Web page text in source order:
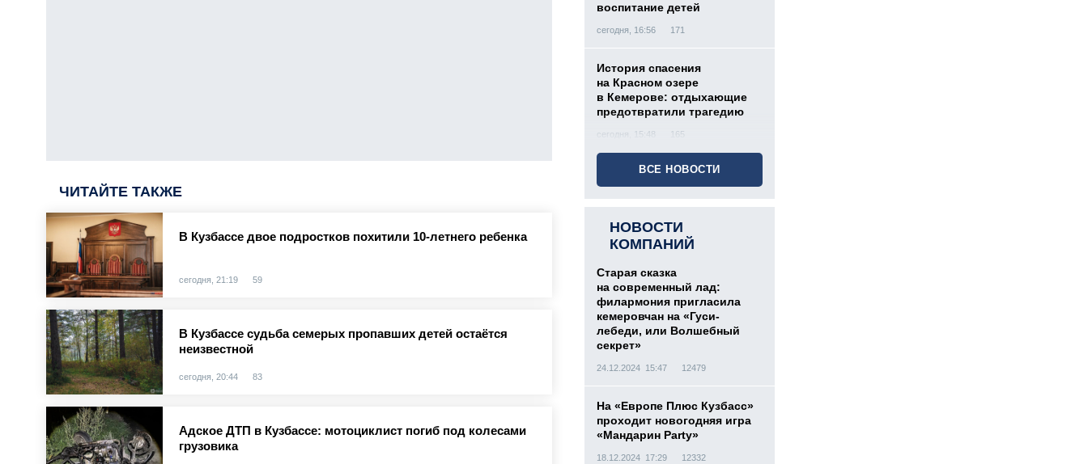
ЧИТАЙТЕ ТАКЖЕ
В Кузбассе двое подростков похитили 10-летнего ребенка
сегодня, 21:19 59
В Кузбассе судьба семерых пропавших детей остаётся
неизвестной
сегодня, 20:44 83
Адское ДТП в Кузбассе: мотоциклист погиб под колесами
грузовика
воспитание детей
сегодня, 16:56 171
История спасения
на Красном озере
в Кемерове: отдыхающие
предотвратили трагедию
сегодня, 15:48 165
ВСЕ НОВОСТИ
НОВОСТИ
КОМПАНИЙ
Старая сказка
на современный лад:
филармония пригласила
кемеровчан на «Гуси-
лебеди, или Волшебный
секрет»
24.12.2024 15:47 12479
На «Европе Плюс Кузбасс»
проходит новогодняя игра
«Мандарин Party»
18.12.2024 17:29 12332